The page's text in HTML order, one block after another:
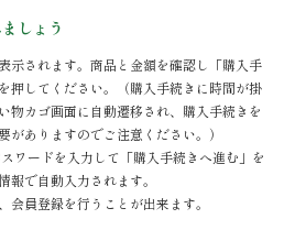
しょう
示されます。商品と金額を確認し「購入手
押してください。（購入手続きに時間が掛
物カゴ画面に自動遷移され、購入手続きを
がありますのでご注意ください。）
ワードを入力して「購入手続きへ進む」を
報で自動入力されます。
員登録を行うことが出来ます。